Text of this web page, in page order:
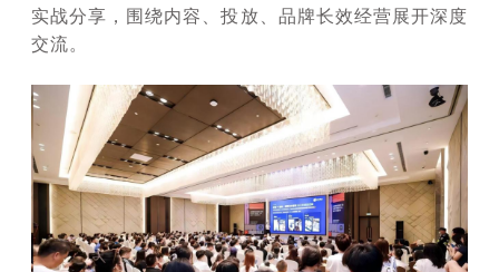
实战分享，围绕内容、投放、品牌长效经营展开深度
交流。